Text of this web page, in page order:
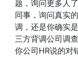
题，询问更多人
同事，询问真实
调，还是你确实
三方背调公司调
你公司HR说的对